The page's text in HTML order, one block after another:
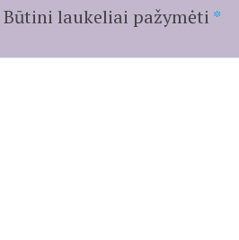
Būtini laukeliai pažymėti *